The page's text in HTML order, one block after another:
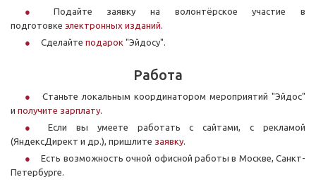
Подайте заявку на волонтёрское участие в
подготовке электронных изданий.
Сделайте подарок "Эйдосу".
Работа
Станьте локальным координатором мероприятий "Эйдос"
и получите зарплату.
Если вы умеете работать с сайтами, с рекламой
(ЯндексДирект и др.), пришлите заявку.
Есть возможность очной офисной работы в Москве, Санкт-
Петербурге.